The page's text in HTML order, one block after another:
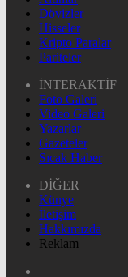
Dövizler
Hisseler
Kripto Paralar
Pariteler
İNTERAKTİF
Foto Galeri
Video Galeri
Yazarlar
Gazeteler
Sıcak Haber
DİĞER
Künye
İletişim
Hakkımızda
Reklam